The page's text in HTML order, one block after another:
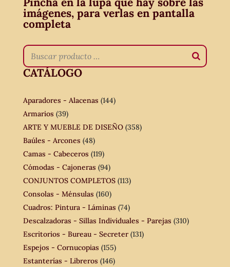
imágenes, para verlas en pantalla
completa
CATÁLOGO
Aparadores - Alacenas (144)
Armarios (39)
ARTE Y MUEBLE DE DISEÑO (358)
Baúles - Arcones (48)
Camas - Cabeceros (119)
Cómodas - Cajoneras (94)
CONJUNTOS COMPLETOS (113)
Consolas - Ménsulas (160)
Cuadros: Pintura - Láminas (74)
Descalzadoras - Sillas Individuales - Parejas (310)
Escritorios - Bureau - Secreter (131)
Espejos - Cornucopias (155)
Estanterías - Libreros (146)